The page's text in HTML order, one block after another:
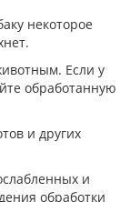
некоторое
Если у
обработанную
и других
и
обработки